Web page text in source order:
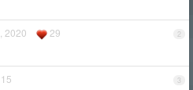
2
2020 29
3
15